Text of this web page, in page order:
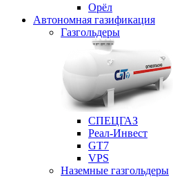
Орёл
Автономная газификация
Газгольдеры
СПЕЦГАЗ
Реал-Инвест
GT7
VPS
Наземные газгольдеры